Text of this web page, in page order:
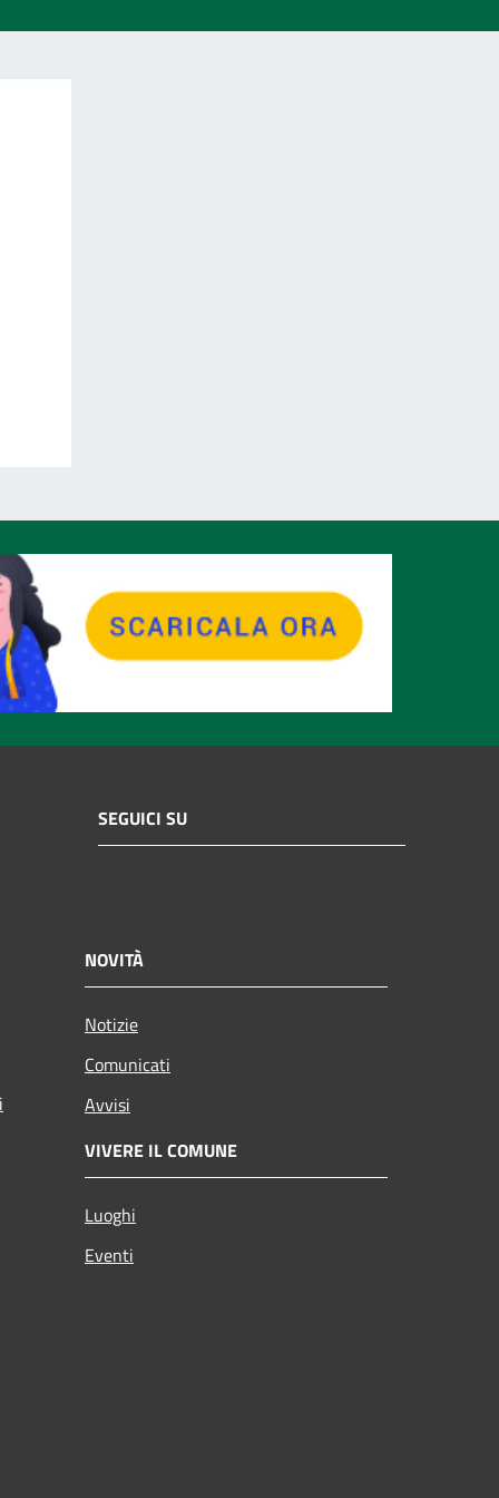
SEGUICI SU
NOVITÀ
Notizie
Comunicati
Avvisi
VIVERE IL COMUNE
Luoghi
Eventi